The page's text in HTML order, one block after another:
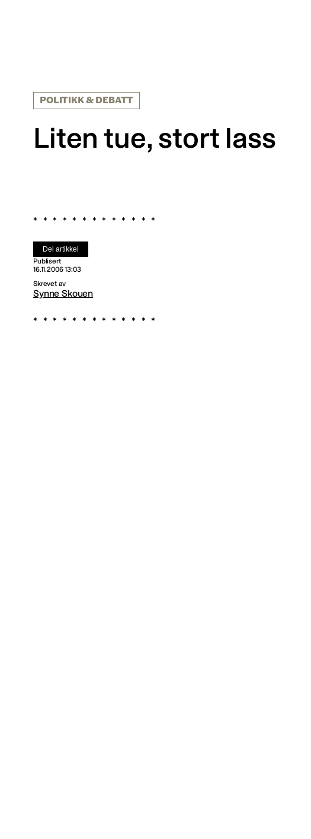
POLITIKK & DEBATT
Liten tue, stort lass
Del artikkel
Publisert
16.11.2006 13:03
Skrevet av
Synne Skouen